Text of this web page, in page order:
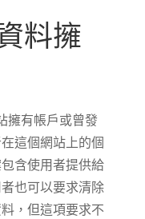
料擁
擁有帳戶或曾發
這個網站上的個
含使用者提供給
也可以要求清除
，但這項要求不